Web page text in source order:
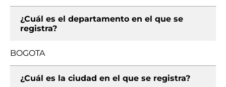
¿Cuál es el departamento en el que se
registra?
BOGOTA
¿Cuál es la ciudad en el que se registra?